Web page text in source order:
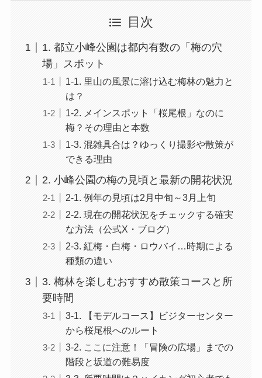
目次
1. 都立小峰公園は都内有数の「梅の穴
場」スポット
1-1. 里山の風景に溶け込む梅林の魅力と
は？
1-2. メインスポット「桜尾根」なのに
梅？その理由と本数
1-3. 混雑具合は？ゆっくり撮影や散策が
できる理由
2. 小峰公園の梅の見頃と最新の開花状況
2-1. 例年の見頃は2月中旬～3月上旬
2-2. 現在の開花状況をチェックする確実
な方法（公式X・ブログ）
2-3. 紅梅・白梅・ロウバイ…時期による
種類の違い
3. 梅林を楽しむおすすめ散策コースと所
要時間
3-1. 【モデルコース】ビジターセンター
から桜尾根へのルート
3-2. ここに注意！「冒険の広場」までの
階段と坂道の難易度